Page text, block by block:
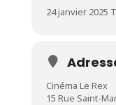
24 janvier 2025
Cinéma Le Rex
15 Rue Saint-